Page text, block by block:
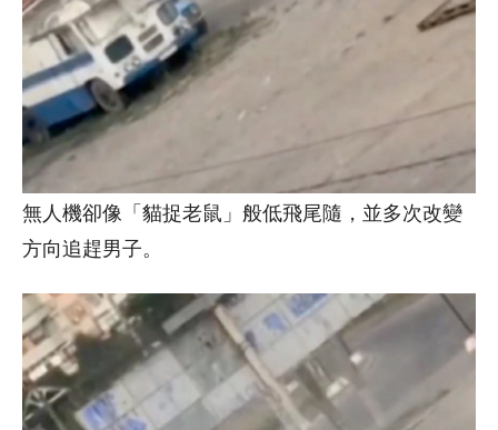
無人機卻像「貓捉老鼠」般低飛尾隨，並多次改變
方向追趕男子。